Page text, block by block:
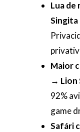
Lua de
Singita
Maior
→ Lion
92%
game
Safári